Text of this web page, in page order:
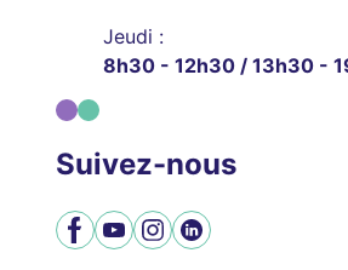
Jeudi :
8h30 - 12h30 / 13h30 -
Suivez-nous
Facebook
YouTubeInstagram
LinkedIn